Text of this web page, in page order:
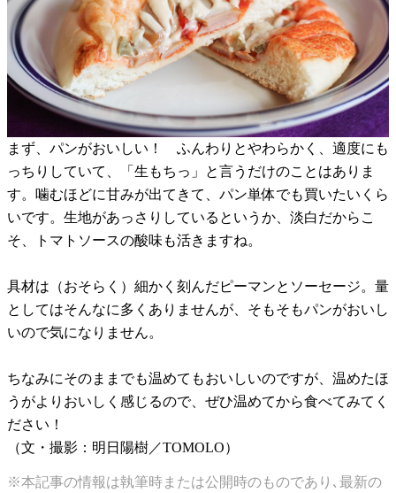
まず、パンがおいしい！ ふんわりとやわらかく、適度にも
っちりしていて、「生もちっ」と言うだけのことはありま
す。噛むほどに甘みが出てきて、パン単体でも買いたいくら
いです。生地があっさりしているというか、淡白だからこ
そ、トマトソースの酸味も活きますね。
具材は（おそらく）細かく刻んだピーマンとソーセージ。量
としてはそんなに多くありませんが、そもそもパンがおいし
いので気になりません。
ちなみにそのままでも温めてもおいしいのですが、温めたほ
うがよりおいしく感じるので、ぜひ温めてから食べてみてく
ださい！
（文・撮影：明日陽樹／TOMOLO）
※本記事の情報は執筆時または公開時のものであり､最新の